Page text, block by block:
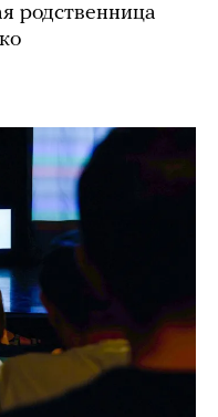
родственница